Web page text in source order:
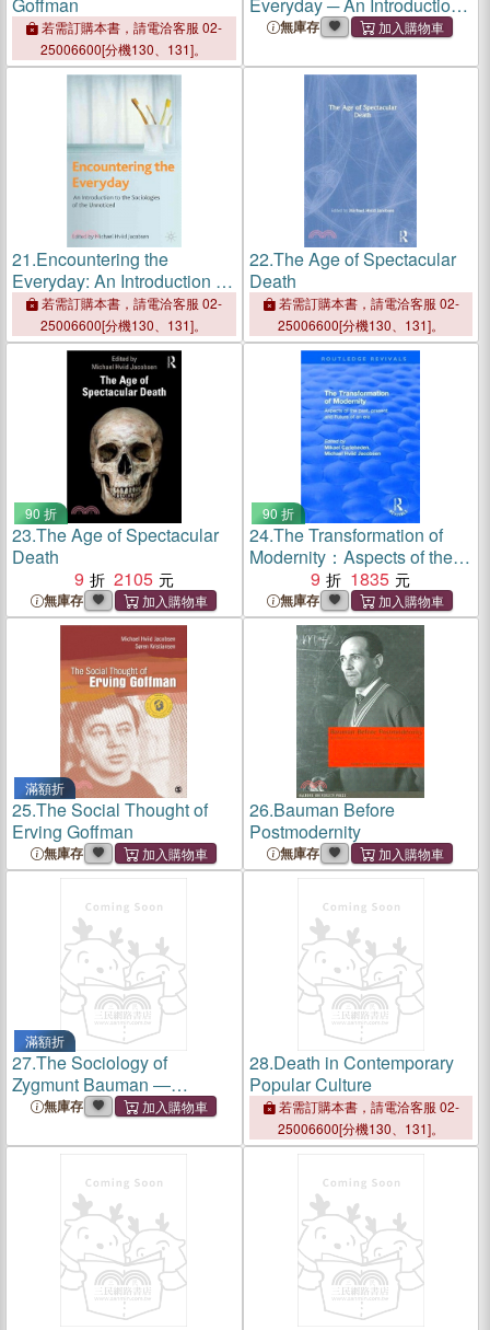
若需訂購本書，請電洽客服 02-
25006600[分機130、131]。
to the Sociologies of the
無庫存
21.Encountering the
Everyday: An Introduction to
the Sociologies of the
Unnoticed
若需訂購本書，請電洽客服 02-
25006600[分機130、131]。
22.The Age of Spectacular
Death
若需訂購本書，請電洽客服 02-
25006600[分機130、131]。
90 折
23.The Age of Spectacular
Death
9
2105
無庫存
90 折
24.The Transformation of
Modernity：Aspects of the
Past, Present and Future of
an Era
9 1835
無庫存
滿額折
25.The Social Thought of
Erving Goffman
無庫存
26.Bauman Before
Postmodernity
無庫存
滿額折
27.The Sociology of
Zygmunt Bauman ―
Challenges and Critique
無庫存
28.Death in Contemporary
Popular Culture
若需訂購本書，請電洽客服 02-
25006600[分機130、131]。